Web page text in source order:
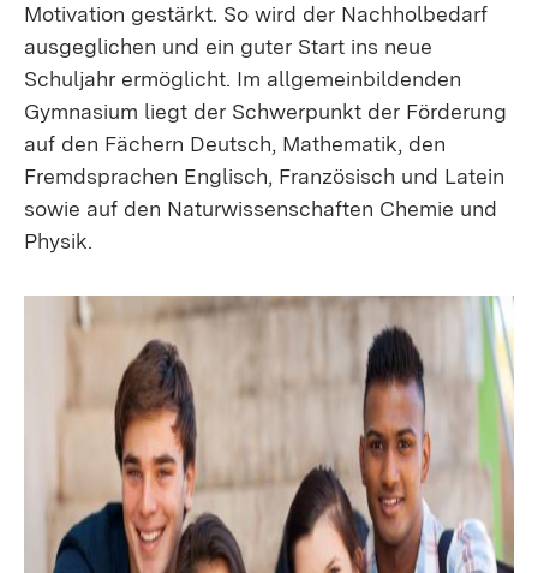
Motivation gestärkt. So wird der Nachholbedarf
ausgeglichen und ein guter Start ins neue
Schuljahr ermöglicht. Im allgemeinbildenden
Gymnasium liegt der Schwerpunkt der Förderung
auf den Fächern Deutsch, Mathematik, den
Fremdsprachen Englisch, Französisch und Latein
sowie auf den Naturwissenschaften Chemie und
Physik.